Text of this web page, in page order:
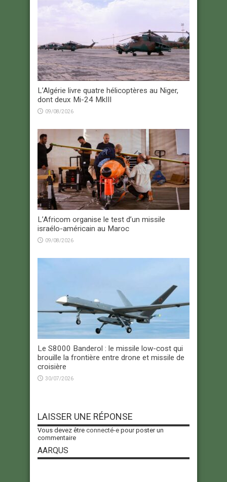
L’Algérie livre quatre hélicoptères au Niger,
dont deux Mi-24 MkIII
09/08/2026
L’Africom organise le test d’un missile
israélo-américain au Maroc
09/08/2026
Le S8000 Banderol : le missile low-cost qui
brouille la frontière entre drone et missile de
croisière
30/07/2026
LAISSER UNE RÉPONSE
Vous devez être connecté-e pour poster un
commentaire
AARQUS